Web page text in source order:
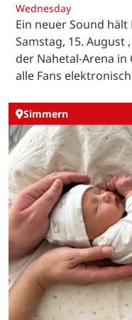
Wednesday
Ein neuer Sound hält
Samstag, 15. August
der Nahetal-Arena
alle Fans
Simmern